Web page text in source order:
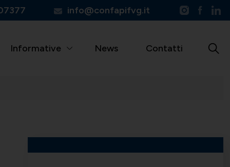
info@confapifvg.it
Informative News Contatti